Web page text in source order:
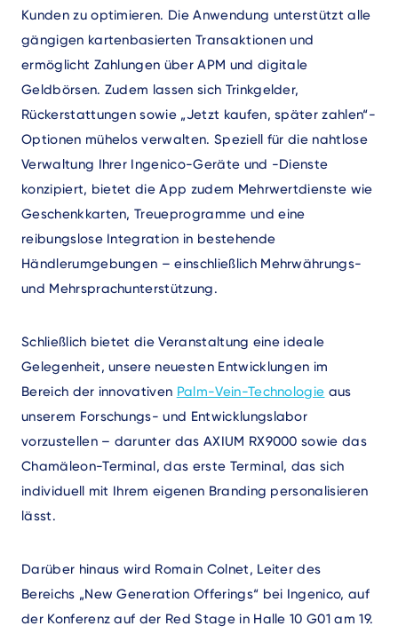
Kunden zu optimieren. Die Anwendung unterstützt alle
gängigen kartenbasierten Transaktionen und
ermöglicht Zahlungen über APM und digitale
Geldbörsen. Zudem lassen sich Trinkgelder,
Rückerstattungen sowie „Jetzt kaufen, später zahlen“-
Optionen mühelos verwalten. Speziell für die nahtlose
Verwaltung Ihrer Ingenico-Geräte und -Dienste
konzipiert, bietet die App zudem Mehrwertdienste wie
Geschenkkarten, Treueprogramme und eine
reibungslose Integration in bestehende
Händlerumgebungen – einschließlich Mehrwährungs-
und Mehrsprachunterstützung.
Schließlich bietet die Veranstaltung eine ideale
Gelegenheit, unsere neuesten Entwicklungen im
Bereich der innovativen Palm-Vein-Technologie aus
unserem Forschungs- und Entwicklungslabor
vorzustellen – darunter das AXIUM RX9000 sowie das
Chamäleon-Terminal, das erste Terminal, das sich
individuell mit Ihrem eigenen Branding personalisieren
lässt.
Darüber hinaus wird Romain Colnet, Leiter des
Bereichs „New Generation Offerings“ bei Ingenico, auf
der Konferenz auf der Red Stage in Halle 10 G01 am 19.